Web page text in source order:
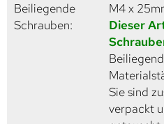
Beiliegende
Schrauben:
M4 x
Dieser
Sie sind
verpackt